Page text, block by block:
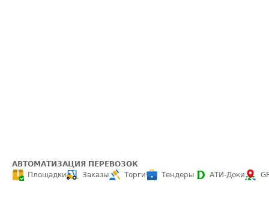
АВТОМАТИЗАЦИЯ ПЕРЕВОЗОК
Площадки
Заказы Торги Тендеры АТИ-Доки